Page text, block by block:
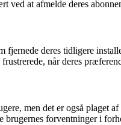
at afmelde deres
deres tidligere
når deres
men det er også plaget
forventninger i